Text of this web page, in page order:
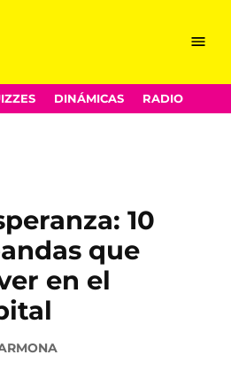
Menu
DINÁMICAS RADIO
10
que
en el